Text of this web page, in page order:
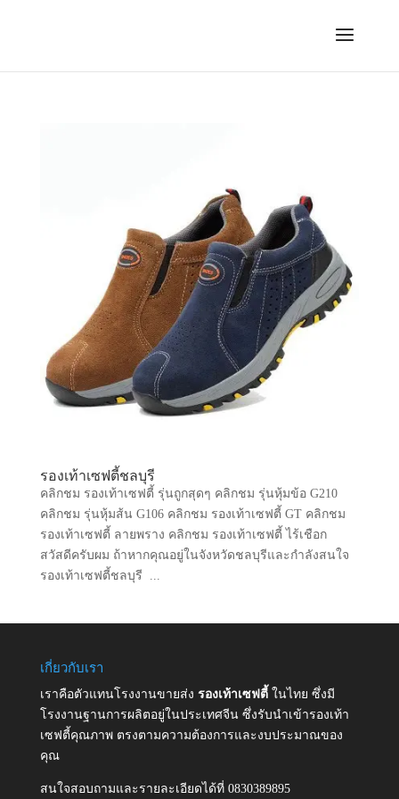
รองเท้าเซฟตี้ชลบุรี
คลิกชม รองเท้าเซฟตี้ รุ่นถูกสุดๆ คลิกชม รุ่นหุ้มข้อ G210
คลิกชม รุ่นหุ้มส้น G106 คลิกชม รองเท้าเซฟตี้ GT คลิกชม
รองเท้าเซฟตี้ ลายพราง คลิกชม รองเท้าเซฟตี้ ไร้เชือก
สวัสดีครับผม ถ้าหากคุณอยู่ในจังหวัดชลบุรีและกำลังสนใจ
รองเท้าเซฟตี้ชลบุรี ...
เกี่ยวกับเรา
เราคือตัวแทนโรงงานขายส่ง รองเท้าเซฟตี้ ในไทย ซึ่งมี
โรงงานฐานการผลิตอยู่ในประเทศจีน ซึ่งรับนำเข้ารองเท้า
เซฟตี้คุณภาพ ตรงตามความต้องการและงบประมาณของ
คุณ
สนใจสอบถามและรายละเอียดได้ที่ 0830389895